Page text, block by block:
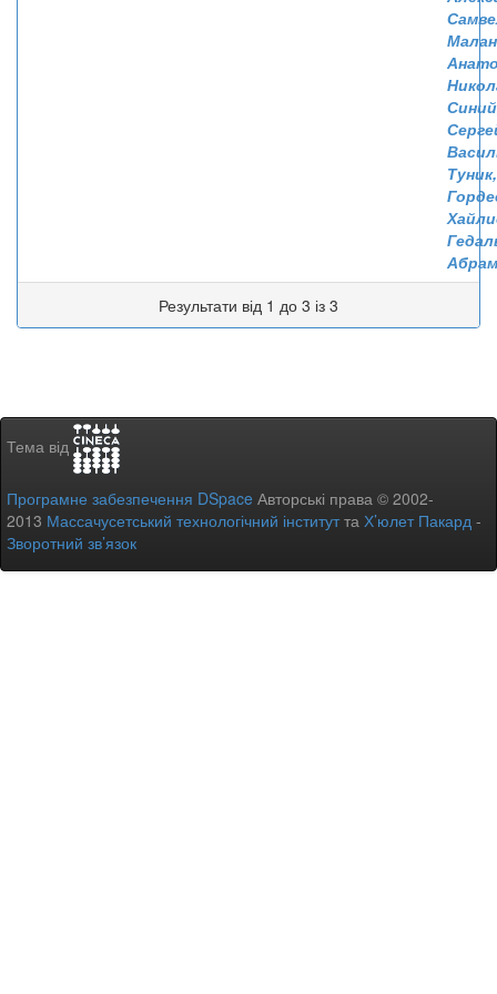
Результати від 1 до 3 із 3
Тема від
Програмне забезпечення DSpace Авторські права © 2002-
2013 Массачусетський технологічний інститутта Х’юлет Пакард -
Зворотний зв’язок